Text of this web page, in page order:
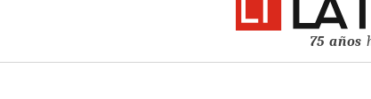
75 años